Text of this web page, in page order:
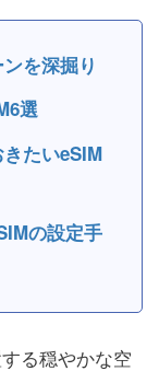
を深掘り
選
たいeSIM
の設定手
る穏やかな空